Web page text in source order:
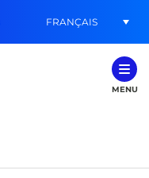
FRANÇAIS
MENU